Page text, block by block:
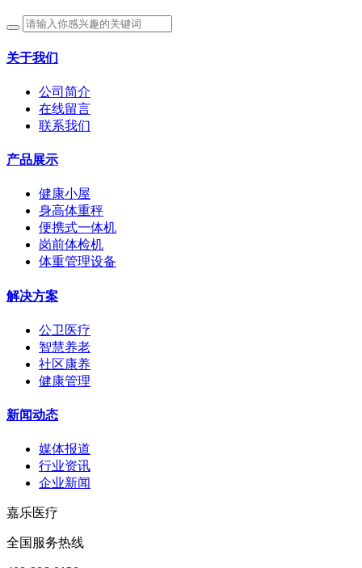
关于我们
公司简介
在线留言
联系我们
产品展示
健康小屋
身高体重秤
便携式一体机
岗前体检机
体重管理设备
解决方案
公卫医疗
智慧养老
社区康养
健康管理
新闻动态
媒体报道
行业资讯
企业新闻
嘉乐医疗
全国服务热线